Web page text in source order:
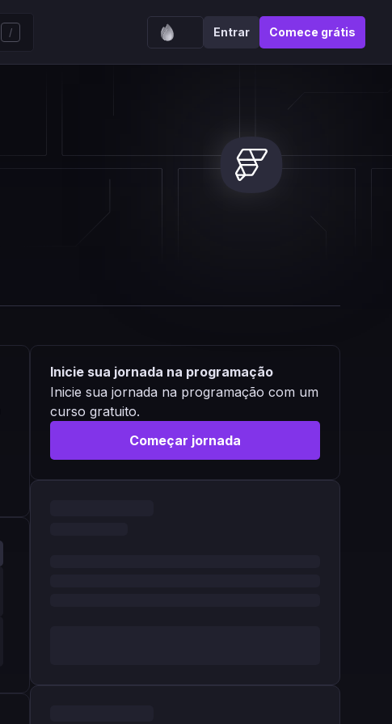
/ Entrar Comece grátis
Inicie sua jornada na programação
Inicie sua jornada na programação com um
curso gratuito.
Começar jornada